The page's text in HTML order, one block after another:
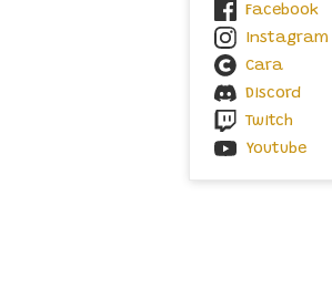
Facebook
Instagram
Cara
Discord
Twitch
Youtube